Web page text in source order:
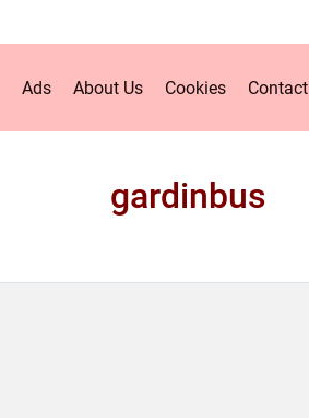
Ads About Us Cookies Contact
gardinbus